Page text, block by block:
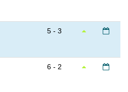
5 - 3
6 - 2